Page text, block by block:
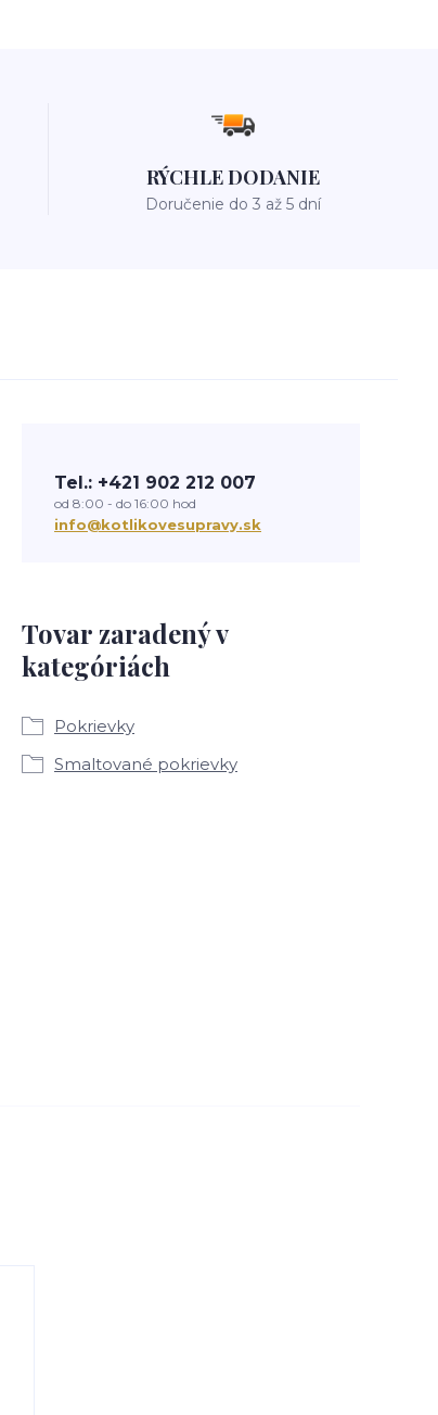
RÝCHLE DODANIE
Doručenie do 3 až 5 dní
Tovar zaradený v
kategóriách
Pokrievky
Smaltované pokrievky
Tel.: +421 902 212 007
od 8:00 - do 16:00 hod
info@kotlikovesupravy.sk